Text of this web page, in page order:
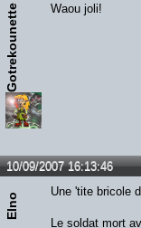
Gotrekounette Waou joli!
10/09/2007 16:13:46
Elno
Une 'tite bricole
Le soldat mort